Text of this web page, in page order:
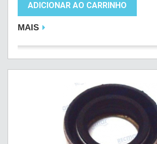
ADICIONAR AO CARRINHO
MAIS